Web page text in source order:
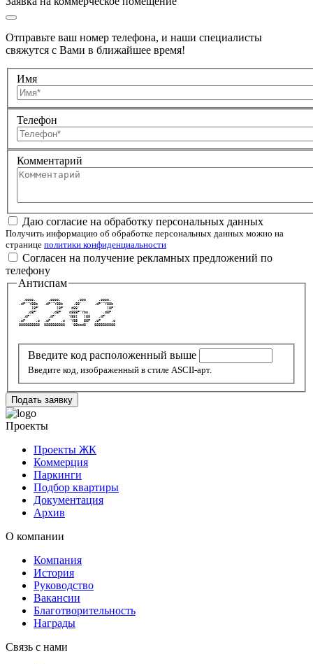
Отправьте ваш номер телефона, и наши специалисты
свяжутся с Вами в ближайшее время!
Имя
Телефон
Комментарий
Даю согласие на обработку персональных данных
Получить информацию об обработке персональных данных можно на
странице политики конфиденциальности
Согласен на получение рекламных предложений по
телефону
Антиспам
   .oooo.      .oooo.        .ooo      .oooo.
.dP""Y88b   .dP""Y88b     .88'      .dP""Y88b
       ]8P'        ]8P'   d88'             ]8P'
     .d8P'       .d8P'   d888P"Ybo.      .d8P'
   .dP'        .dP'      Y88[   ]88    .dP'
.oP     .o  .oP     .o  `Y88   88P  .oP     .o
8888888888  8888888888   `88bod8'   8888888888
Введите код расположенный выше
Введите код, изображенный в стиле ASCII-арт.
Подать заявку
Проекты
Проекты ЖК
Коммерция
Паркинги
Подбор квартиры
Документация
Архив
О компании
Компания
История
Руководство
Вакансии
Благотворительность
Награды
Связь с нами